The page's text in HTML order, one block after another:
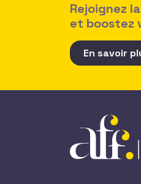
Rejoignez
et boostez
En savoir